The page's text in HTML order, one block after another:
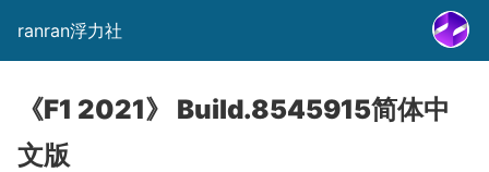
ranran浮力社
《F1 2021》 Build.8545915简体中
文版